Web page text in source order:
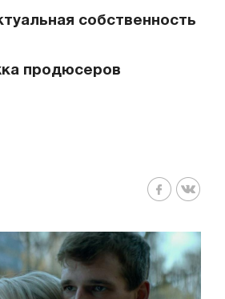
собственность
продюсеров